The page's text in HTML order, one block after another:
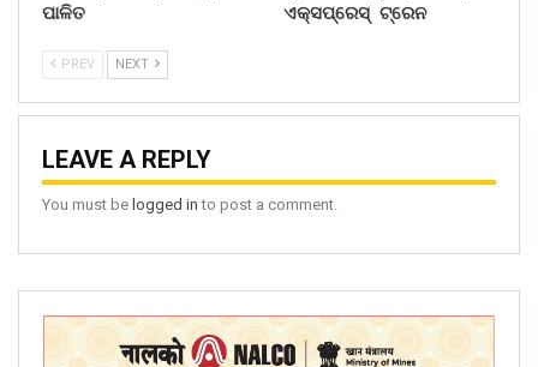
ପାଳିତ
ଏକ୍ସପ୍ରେସ୍ ଟ୍ରେନ
PREV NEXT
LEAVE A REPLY
You must be logged in to post a comment.